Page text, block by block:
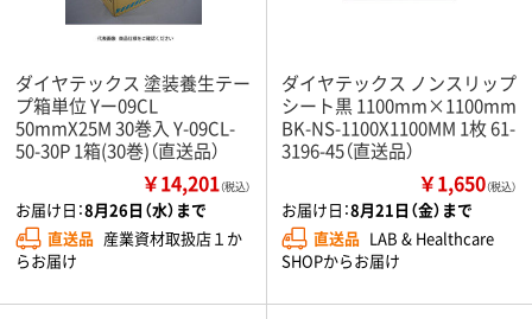
ダイヤテックス 塗装養生テー
プ箱単位 Yー09CL
50mmX25M 30巻入 Y-09CL-
50-30P 1箱(30巻)（直送品）
￥14,201（税込）
お届け日：8月26日（水）まで
直送品 産業資材取扱店１か
らお届け
ダイヤテックス ノンスリップ
シート黒 1100mm×1100mm
BK-NS-1100X1100MM 1枚 61-
3196-45（直送品）
￥1,650（税込）
お届け日：8月21日（金）まで
直送品 LAB & Healthcare
SHOPからお届け